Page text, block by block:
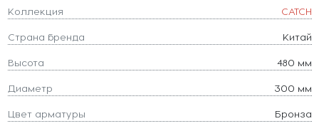
Коллекция CATCH
Страна бренда Китай
Высота 480 мм
Диаметр 300 мм
Цвет арматуры Бронза